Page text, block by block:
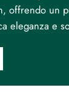
offrendo un
eleganza e